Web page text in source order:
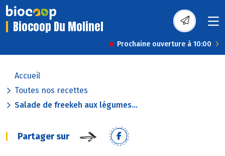
Biocoop Du Molinel
Prochaine ouverture à 10:00
Accueil
Toutes nos recettes
Salade de freekeh aux légumes...
Partager sur